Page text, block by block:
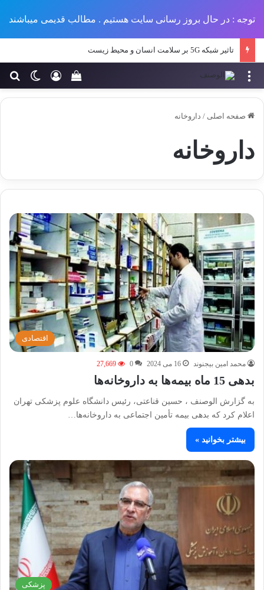
توجه : در حال بروز رسانی سایت هستیم . مطالب قدیمی میباشند
تاثیر شبکه 5G بر سلامت انسان و محیط زیست
تغییر ورود
سبد خرید خود را منو
صفحه اصلی / داروخانه
داروخانه
اقتصادی
محمد امین بیجنوند 16 می 2024 0
27,669
بدهی 15 ماه بیمه‌ها به داروخانه‌ها
به گزارش الوصنف ، حسین قناعتی، رئیس دانشگاه علوم پزشکی تهران
اعلام کرد که بدهی بیمه تأمین اجتماعی به داروخانه‌ها…
بیشتر بخوانید »
پزشکی